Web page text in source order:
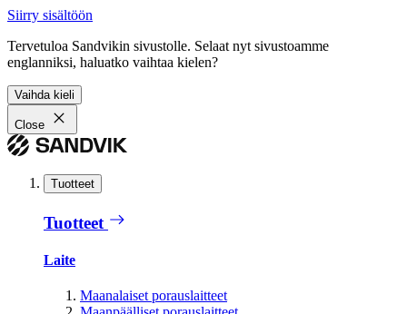
Siirry sisältöön
Tervetuloa Sandvikin sivustolle. Selaat nyt sivustoamme
englanniksi, haluatko vaihtaa kielen?
Vaihda kieli
Close
Tuotteet
Tuotteet
Laite
Maanalaiset porauslaitteet